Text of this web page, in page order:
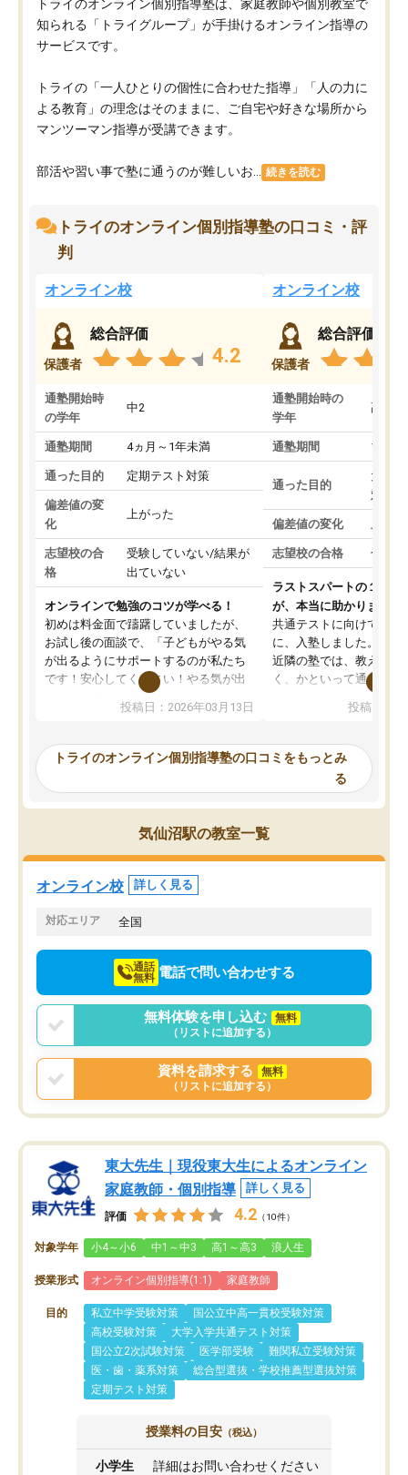
トライのオンライン個別指導塾は、家庭教師や個別教室で
知られる「トライグループ」が手掛けるオンライン指導の
サービスです。
トライの「一人ひとりの個性に合わせた指導」「人の力に
よる教育」の理念はそのままに、ご自宅や好きな場所から
マンツーマン指導が受講できます。
部活や習い事で塾に通うのが難しいお... 続きを読む
トライのオンライン個別指導塾の口コミ・評
判
オンライン校
保護者
総合評価
4.2
通塾開始時
の学年
中2
通塾期間 4ヵ月～1年未満
通った目的 定期テスト対策
偏差値の変
化
上がった
志望校の合
格
受験していない/結果が
出ていない
オンラインで勉強のコツが学べる！
初めは料金面で躊躇していましたが、
お試し後の面談で、「子どもがやる気
が出るようにサポートするのが私たち
です！安心してください！やる気が出
ないのは私たち講師の責任です」と言
ってくださり、確かに！と考えて、思
ったんですが、学生の先生から学ぶこ
み、徐々に成績が上がったらいいなと
思っていました。何が今足りないのか
を的確に指導いただき、子どももびっ
くりするほど楽しんでやる気を持って
塾を受けています。狙い通り、少しず
つ成績も上がり、苦手意識も無くなっ
てきたので、さらに苦手な数学も追加
でお願いしました。来年の高校受験に
投稿日：2026年03月13日
オンライン校
保護者
総合評価
通塾開始時の
学年
高3
通塾期間 1～3
通った目的
大学
対策
偏差値の変化 上が
志望校の合格 合格
ラストスパートの１か月
が、本当に助かりました
共通テストに向けての追
に、入塾しました。田舎
近隣の塾では、教えても
く、かといって通うには
可能なので本当に助か
らないところをピンポイ
頂いて、とてもわかり
していました。一生を
スト、多少お金がかかっ
投稿日：
トライのオンライン個別指導塾の口コミをもっとみ
る
気仙沼駅の教室一覧
オンライン校 詳しく見る
対応エリア 全国
通話
無料 電話で問い合わせする
無料体験を申し込む
無料
（リストに追加する）
資料を請求する
無料
（リストに追加する）
東大先生｜現役東大生によるオンライン
家庭教師・個別指導
詳しく見る
評価 4.2 （10件）
対象学年 小4～小6 中1～中3 高1～高3 浪人生
授業形式 オンライン個別指導(1:1) 家庭教師
目的 私立中学受験対策
国公立中高一貫校受験対策
高校受験対策
大学入学共通テスト対策
国公立2次試験対策
医学部受験
難関私立受験対策
医・歯・薬系対策
総合型選抜・学校推薦型選抜対策
定期テスト対策
授業料の目安 （税込）
小学生 詳細はお問い合わせください